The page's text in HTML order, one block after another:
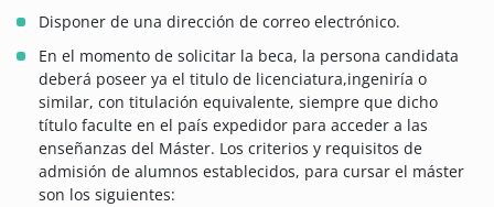
Disponer de una dirección de correo electrónico.
En el momento de solicitar la beca, la persona candidata
deberá poseer ya el titulo de licenciatura,ingeniría o
similar, con titulación equivalente, siempre que dicho
título faculte en el país expedidor para acceder a las
enseñanzas del Máster. Los criterios y requisitos de
admisión de alumnos establecidos, para cursar el máster
son los siguientes: